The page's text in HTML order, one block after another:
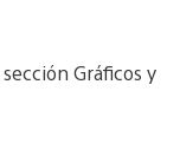
Gráficos y